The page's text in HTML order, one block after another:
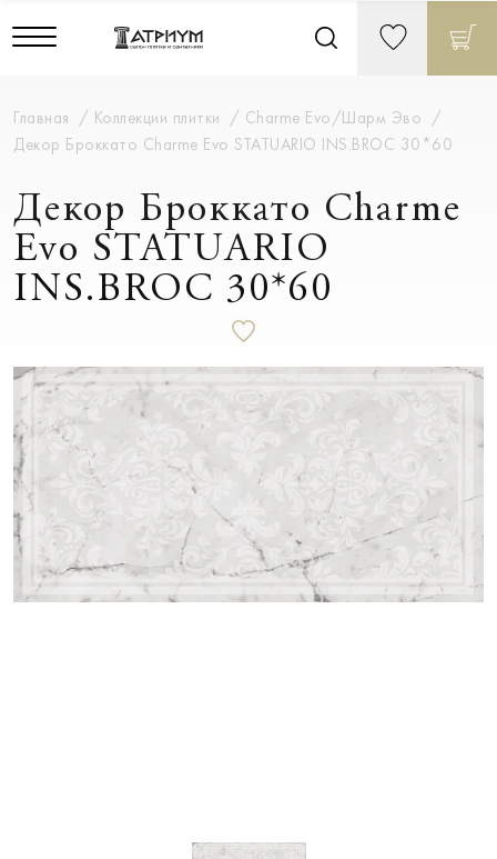
Главная Коллекции плитки
Charme Evo/Шарм Эво
Декор Броккато Charme Evo STATUARIO INS.BROC 30*60
Декор Броккато Charme
Evo STATUARIO
INS.BROC 30*60